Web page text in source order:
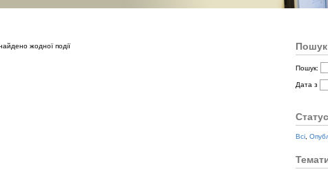
жодної події Пошук
Пошук:
Дата з
Статус
Всі